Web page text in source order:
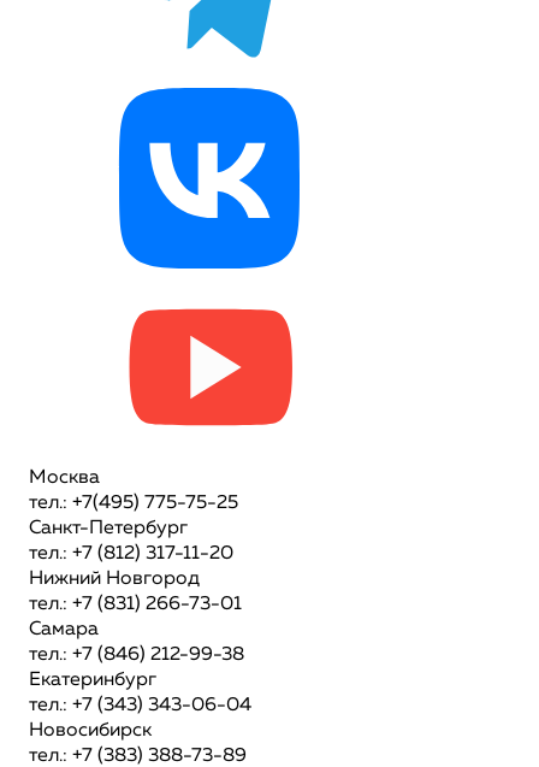
Москва
тел.: +7(495) 775-75-25
Санкт-Петербург
тел.: +7 (812) 317-11-20
Нижний Новгород
тел.: +7 (831) 266-73-01
Самара
тел.: +7 (846) 212-99-38
Екатеринбург
тел.: +7 (343) 343-06-04
Новосибирск
тел.: +7 (383) 388-73-89